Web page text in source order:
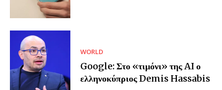
WORLD
Google: Στο «τιμόνι» της AI ο
ελληνοκύπριος Demis Hassabis